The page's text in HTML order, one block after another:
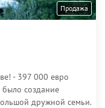
Продажа
- 397 000 евро
было создание
дружной семьи.